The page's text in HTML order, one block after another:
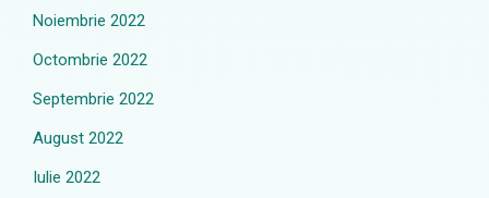
Noiembrie 2022
Octombrie 2022
Septembrie 2022
August 2022
Iulie 2022